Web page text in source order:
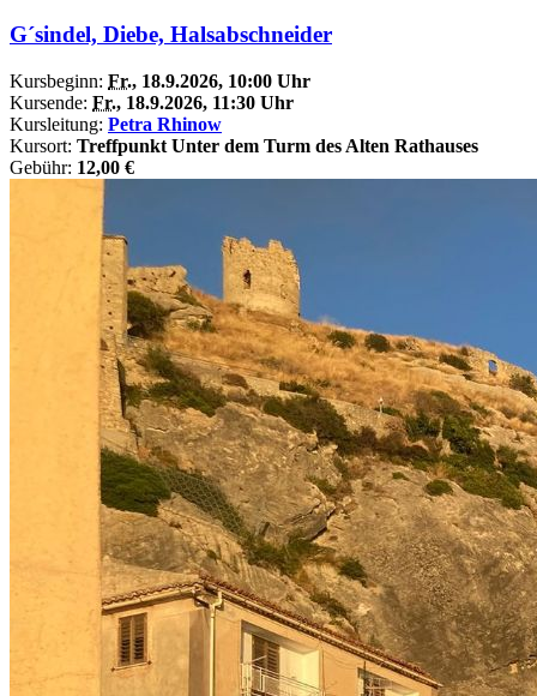
G´sindel, Diebe, Halsabschneider
Kursbeginn: Fr., 18.9.2026, 10:00 Uhr
Kursende: Fr., 18.9.2026, 11:30 Uhr
Kursleitung: Petra Rhinow
Kursort: Treffpunkt Unter dem Turm des Alten Rathauses
Gebühr: 12,00 €